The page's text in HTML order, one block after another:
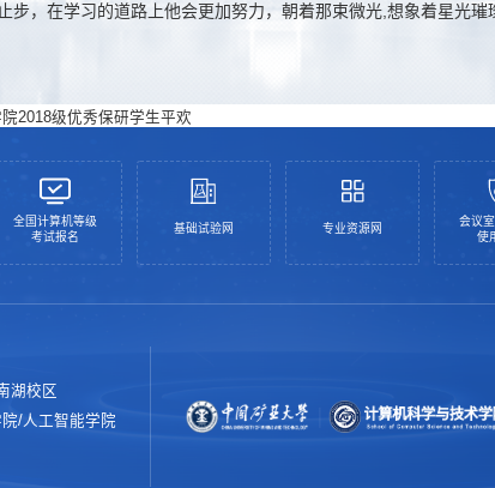
步，在学习的道路上他会更加努力，朝着那束微光,想象着星光璀
2018级优秀保研学生平欢
全国计算机等级
考试报名
基础试验网 专业资源网
会议
使
湖校区
/人工智能学院